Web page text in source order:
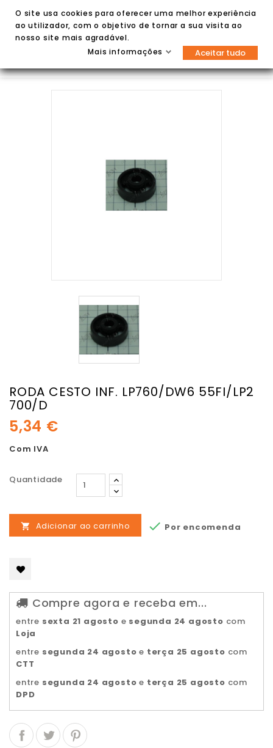

RODA CESTO INF. LP760/DW6 55FI/LP2
700/D
5,34 €
Com IVA
Quantidade
 Adicionar ao carrinho  Por encomenda
Compre agora e receba em...
entre sexta 21 agosto e segunda 24 agosto com
Loja
entre segunda 24 agosto e terça 25 agosto com
CTT
entre segunda 24 agosto e terça 25 agosto com
DPD
O site usa cookies para oferecer uma melhor experiência
ao utilizador, com o objetivo de tornar a sua visita ao
nosso site mais agradável.
Mais informações
Aceitar tudo